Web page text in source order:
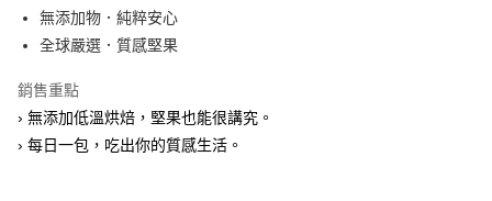
街口支付
ATM付款
無添加物．純粹安心
全球嚴選．質感堅果
銷售重點
› 無添加低溫烘焙，堅果也能很講究。
› 每日一包，吃出你的質感生活。